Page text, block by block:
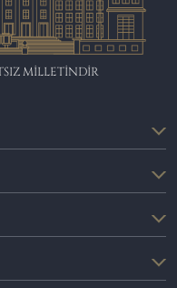
MİLLETİNDİR